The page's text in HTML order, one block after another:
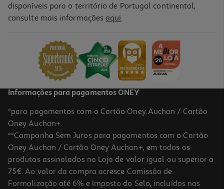
Figura Minix Fig - Aquaman 12 Cm
14,99 €
disponíveis para o território de Portugal continental,
consulte mais informações aqui.
Informações para pagamentos ONEY
*para pagamentos com o Cartão Oney Auchan / Cartão
Oney Auchan+.
**Campanha Sem Juros para pagamentos com o Cartão
Oney Auchan / Cartão Oney Auchan+, em todos os
produtos assinalados na Loja de valor igual ou superior a
75€. Ao valor da compra acresce Comissão de
Formalização até 6% e Imposto do Selo, incluídos nas